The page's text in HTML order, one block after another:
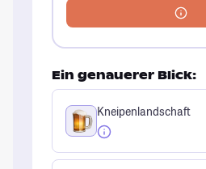
Ein genauerer Blick:
Kneipenlandschaft